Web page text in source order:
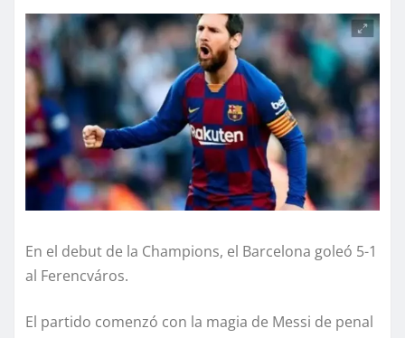
En el debut de la Champions, el Barcelona goleó 5-1
al Ferencváros.
El partido comenzó con la magia de Messi de penal